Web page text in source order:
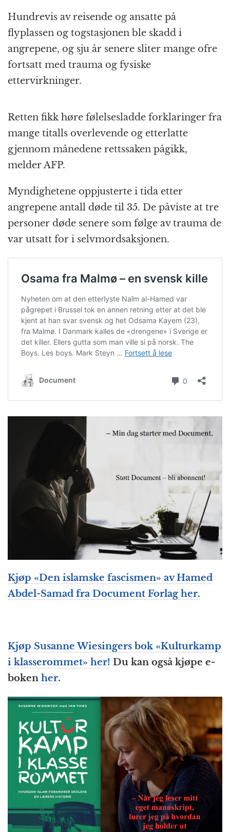
Hundrevis av reisende og ansatte på
flyplassen og togstasjonen ble skadd i
angrepene, og sju år senere sliter mange ofre
fortsatt med trauma og fysiske
ettervirkninger.
Retten fikk høre følelsesladde forklaringer fra
mange titalls overlevende og etterlatte
gjennom månedene rettssaken pågikk,
melder AFP.
Myndighetene oppjusterte i tida etter
angrepene antall døde til 35. De påviste at tre
personer døde senere som følge av trauma de
var utsatt for i selvmordsaksjonen.
Kjøp «Den islamske fascismen» av Hamed
Abdel-Samad fra Document Forlag her.
Kjøp Susanne Wiesingers bok «Kulturkamp
i klasserommet» her! Du kan også kjøpe e-
boken her.